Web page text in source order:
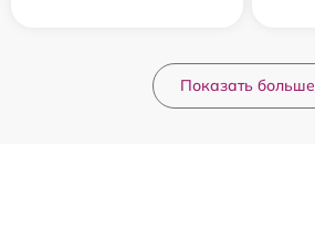
Показать больше